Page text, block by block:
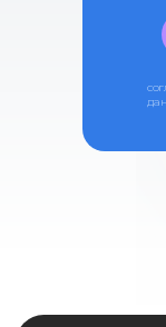
Политика
Сведения об
организации